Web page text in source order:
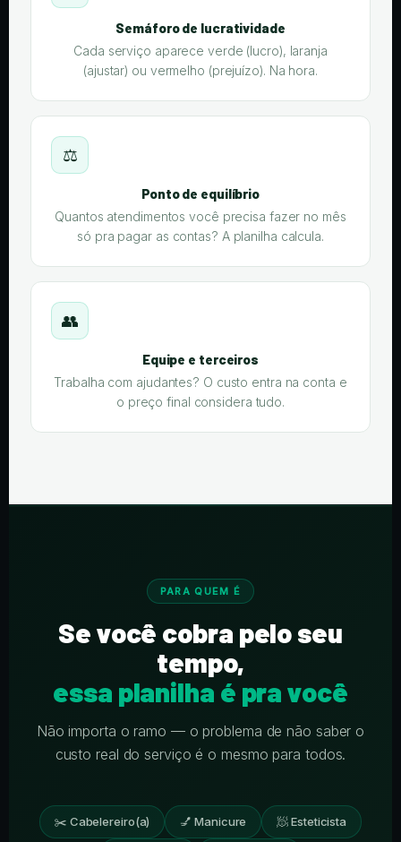
Semáforo de lucratividade
Cada serviço aparece verde (lucro), laranja
(ajustar) ou vermelho (prejuízo). Na hora.
⚖️
Ponto de equilíbrio
Quantos atendimentos você precisa fazer no mês
só pra pagar as contas? A planilha calcula.
👥
Equipe e terceiros
Trabalha com ajudantes? O custo entra na conta e
o preço final considera tudo.
PARA QUEM É
Se você cobra pelo seu
tempo,
essa planilha é pra você
Não importa o ramo — o problema de não saber o
custo real do serviço é o mesmo para todos.
✂️ Cabelereiro(a) 💅 Manicure 🧖 Esteticista